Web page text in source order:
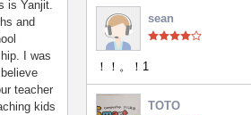
is Yanjit.
and
I was
teacher
kids
sean
！！。！1
TOTO